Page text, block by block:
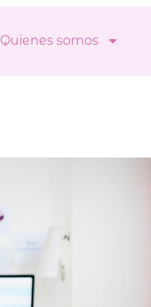
Quienes somos